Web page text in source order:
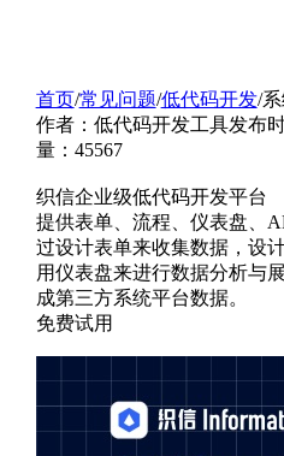
首页/常见问题/低代码开发/
作者：低代码开发工具发布
量：45567
织信企业级低代码开发平台
提供表单、流程、仪表盘、
过设计表单来收集数据，设
用仪表盘来进行数据分析与
成第三方系统平台数据。
免费试用